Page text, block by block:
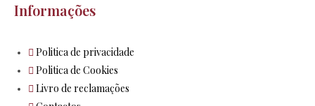
Informações
Politica de privacidade
Politica de Cookies
Livro de reclamações